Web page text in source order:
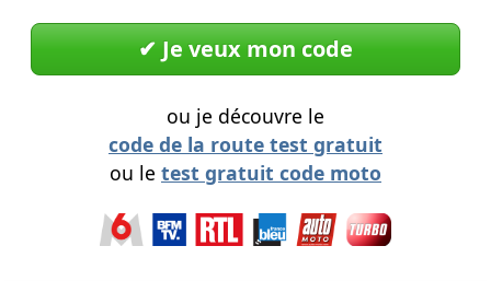
✔︎ Je veux mon code
ou je découvre le
code de la route test gratuit
ou le test gratuit code moto